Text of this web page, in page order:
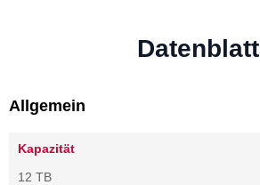
Datenblatt
Allgemein
Kapazität
12 TB